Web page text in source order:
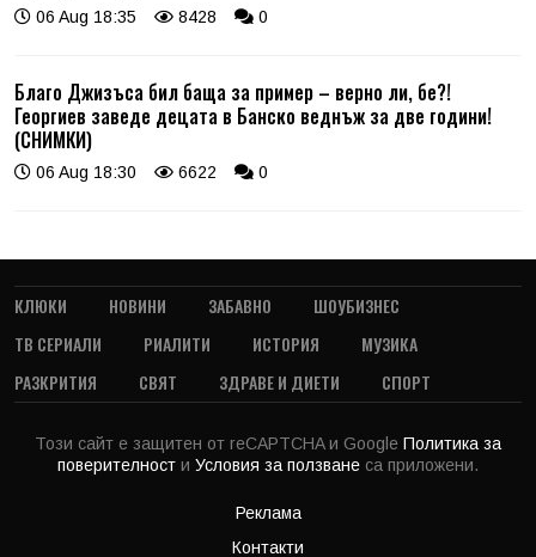
06 Aug 18:35 8428 0
Благо Джизъса бил баща за пример – верно ли, бе?!
Георгиев заведе децата в Банско веднъж за две години!
(СНИМКИ)
06 Aug 18:30 6622 0
КЛЮКИ НОВИНИ ЗАБАВНО
ШОУБИЗНЕС
ТВ СЕРИАЛИ
РИАЛИТИ ИСТОРИЯ
МУЗИКА
РАЗКРИТИЯ
СВЯТ ЗДРАВЕ И ДИЕТИ СПОРТ
Този сайт е защитен от reCAPTCHA и Google Политика за
поверителност и Условия за ползване са приложени.
Реклама
Контакти